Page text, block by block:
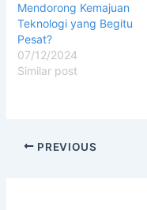
Mendorong Kemajuan
Teknologi yang Begitu
Pesat?
07/12/2024
Similar post
PREVIOUS